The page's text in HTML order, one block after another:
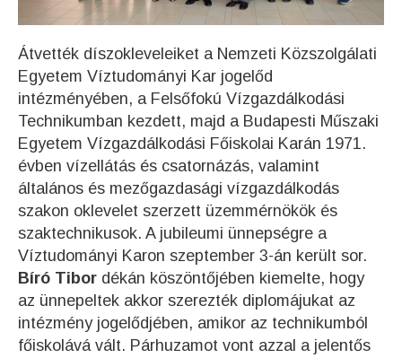
Átvették díszokleveleiket a Nemzeti Közszolgálati
Egyetem Víztudományi Kar jogelőd
intézményében, a Felsőfokú Vízgazdálkodási
Technikumban kezdett, majd a Budapesti Műszaki
Egyetem Víz­gaz­dál­ko­dá­si Fő­is­ko­lai Ka­rán 1971.
évben vízellátás és csatornázás, valamint
általános és mezőgazdasági vízgazdálkodás
szakon oklevelet szerzett üzemmérnökök és
szaktechnikusok. A jubileumi ünnepségre a
Víztudományi Karon szeptember 3-án került sor.
Bíró Tibor dékán köszöntőjében kiemelte, hogy
az ünnepeltek akkor szerezték diplomájukat az
intézmény jogelődjében, amikor az technikumból
főiskolává vált. Párhuzamot vont azzal a jelentős